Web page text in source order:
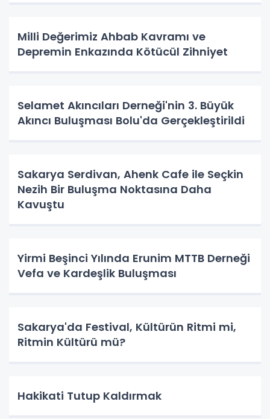
Milli Değerimiz Ahbab Kavramı ve
Depremin Enkazında Kötücül Zihniyet
Selamet Akıncıları Derneği'nin 3. Büyük
Akıncı Buluşması Bolu'da Gerçekleştirildi
Sakarya Serdivan, Ahenk Cafe ile Seçkin
Nezih Bir Buluşma Noktasına Daha
Kavuştu
Yirmi Beşinci Yılında Erunim MTTB Derneği
Vefa ve Kardeşlik Buluşması
Sakarya'da Festival, Kültürün Ritmi mi,
Ritmin Kültürü mü?
Hakikati Tutup Kaldırmak